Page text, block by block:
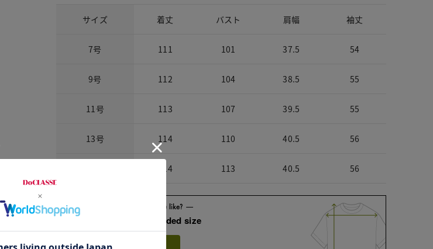
サイズ 着丈 バスト 肩幅 袖丈
7号 111 101 37.5 54
9号 112 104 38.5 55
11号 113 107 39.5 55
13号 114 110 40.5 56
114 113 40.5 56
Check the recommended size